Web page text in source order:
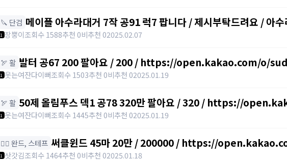
🔪 단검 메이플 아수라대거 7작 공91 럭7 팝니다 / 제시부탁드려요 / 아수
1 장뿡이조회수 1588추천 0비추천 02025.02.07
🏹 활 발터 공67 200 팔아요 / 200 / https://open.kakao.com/o/
1 웃는여잔다이뻐조회수 1503추천 0비추천 02025.01.19
🏹 활 50제 올림푸스 덱1 공78 320만 팔아요 / 320 / https://
1 웃는여잔다이뻐조회수 1445추천 0비추천 02025.01.19
🧙‍♀️ 완드, 스테프 써클윈드 45마 20만 / 200000 / https://
1 삿갓김조회수 1464추천 0비추천 02025.01.18